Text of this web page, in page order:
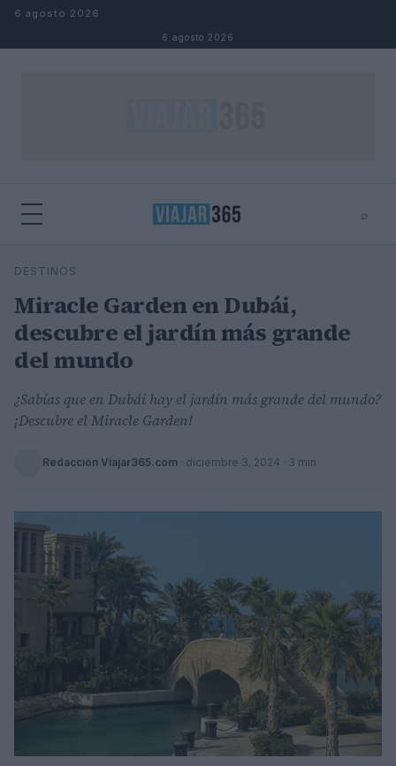
Saltar al contenido
6 agosto 2026
6 agosto 2026
⌕
Buscar
DESTINOS
Miracle Garden en Dubái,
descubre el jardín más grande
del mundo
¿Sabías que en Dubái hay el jardín más grande del mundo?
¡Descubre el Miracle Garden!
Redacción Viajar365.com · diciembre 3, 2024 · 3 min